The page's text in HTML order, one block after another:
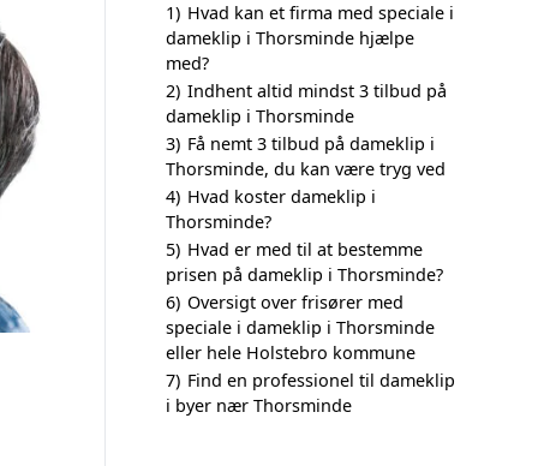
1) Hvad kan et firma med speciale i
dameklip i Thorsminde hjælpe
med?
2) Indhent altid mindst 3 tilbud på
dameklip i Thorsminde
3) Få nemt 3 tilbud på dameklip i
Thorsminde, du kan være tryg ved
4) Hvad koster dameklip i
Thorsminde?
5) Hvad er med til at bestemme
prisen på dameklip i Thorsminde?
6) Oversigt over frisører med
speciale i dameklip i Thorsminde
eller hele Holstebro kommune
7) Find en professionel til dameklip
i byer nær Thorsminde